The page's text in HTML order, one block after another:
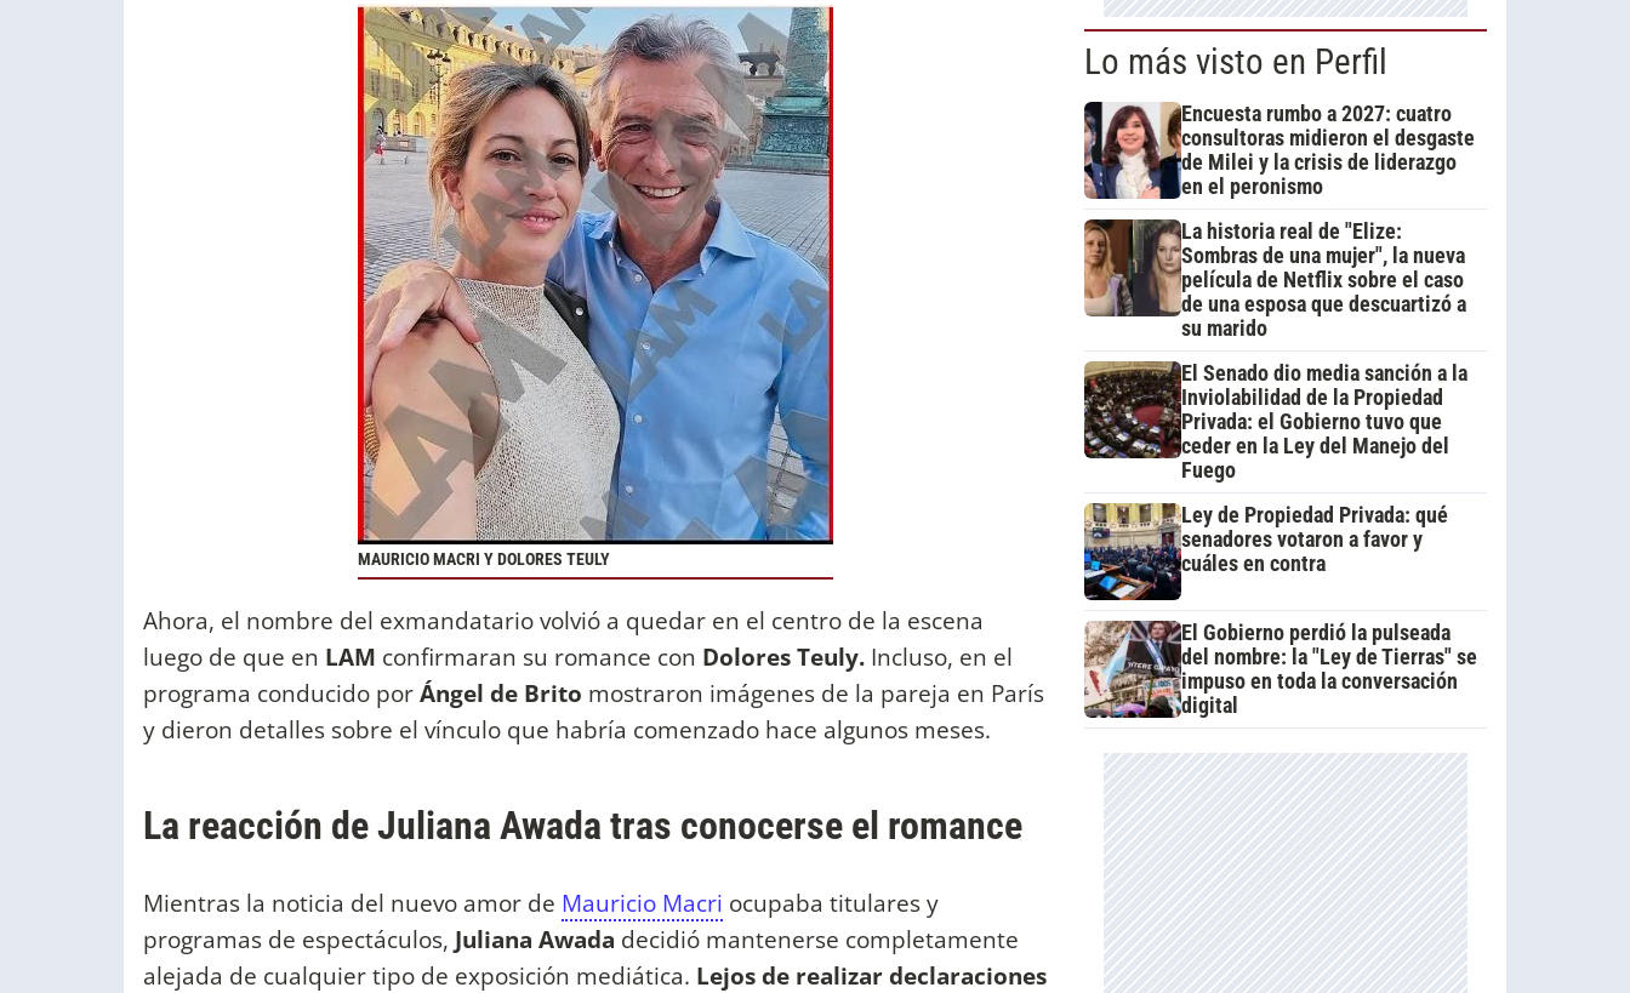
MAURICIO MACRI Y DOLORES TEULY
Ahora, el nombre del exmandatario volvió a quedar en el centro de la escena
luego de que en LAM confirmaran su romance con Dolores Teuly. Incluso, en el
programa conducido porÁngel de Brito mostraron imágenes de la pareja en París
y dieron detalles sobre el vínculo que habría comenzado hace algunos meses.
La reacción de Juliana Awada tras conocerse el romance
Mientras la noticia del nuevo amor de Mauricio Macri ocupaba titulares y
programas de espectáculos, Juliana Awada decidió mantenerse completamente
alejada de cualquier tipo de exposición mediática. Lejos de realizar declaraciones
Lo más visto en Perfil
Encuesta rumbo a 2027: cuatro
consultoras midieron el desgaste
de Milei y la crisis de liderazgo
en el peronismo
La historia real de "Elize:
Sombras de una mujer", la nueva
película de Netflix sobre el caso
de una esposa que descuartizó a
su marido
El Senado dio media sanción a la
Inviolabilidad de la Propiedad
Privada: el Gobierno tuvo que
ceder en la Ley del Manejo del
Fuego
Ley de Propiedad Privada: qué
senadores votaron a favor y
cuáles en contra
El Gobierno perdió la pulseada
del nombre: la "Ley de Tierras" se
impuso en toda la conversación
digital